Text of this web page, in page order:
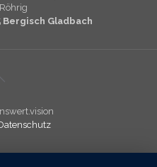
Bergisch Gladbach